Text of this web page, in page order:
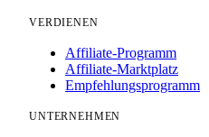
VERDIENEN
Affiliate-Programm
Affiliate-Marktplatz
Empfehlungsprogramm
UNTERNEHMEN